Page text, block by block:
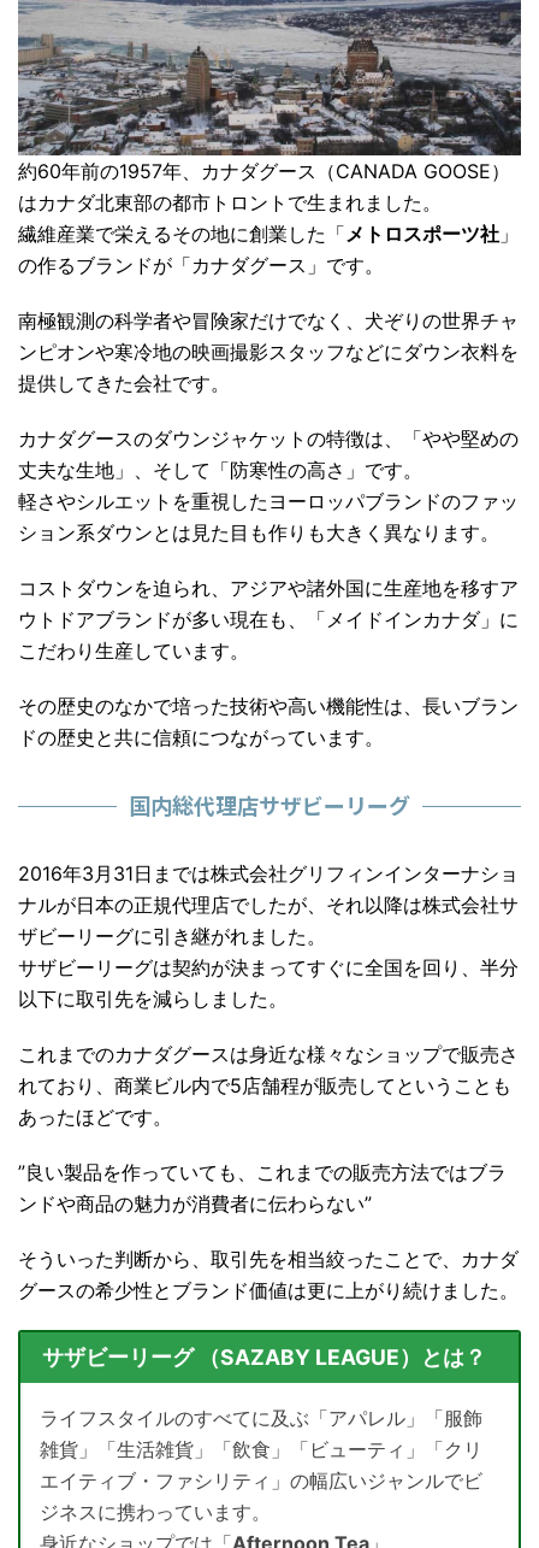
約60年前の1957年、カナダグース（CANADA GOOSE）
はカナダ北東部の都市トロントで生まれました。
繊維産業で栄えるその地に創業した「メトロスポーツ社 」
の作るブランドが「カナダグース 」です。
南極観測の科学者や冒険家だけでなく、犬ぞりの世界チャ
ンピオンや寒冷地の映画撮影スタッフなどにダウン衣料を
提供してきた会社です。
カナダグースのダウンジャケットの特徴は、「やや堅めの
丈夫な生地」、そして「防寒性の高さ」です。
軽さやシルエットを重視したヨーロッパブランドのファッ
ション系ダウンとは見た目も作りも大きく異なります。
コストダウンを迫られ、アジアや諸外国に生産地を移すア
ウトドアブランドが多い現在も、「メイドインカナダ」に
こだわり生産しています。
その歴史のなかで培った技術や高い機能性は、長いブラン
ドの歴史と共に信頼につながっています。
国内総代理店サザビーリーグ
2016年3月31日までは株式会社グリフィンインターナショ
ナルが日本の正規代理店でしたが、それ以降は株式会社サ
ザビーリーグに引き継がれました。
サザビーリーグは契約が決まってすぐに全国を回り、半分
以下に取引先を減らしました。
これまでのカナダグースは身近な様々なショップで販売さ
れており、商業ビル内で5店舗程が販売してということも
あったほどです。
”良い製品を作っていても、これまでの販売方法ではブラ
ンドや商品の魅力が消費者に伝わらない”
そういった判断から、取引先を相当絞ったことで、カナダ
グースの希少性とブランド価値は更に上がり続けました。
サザビーリーグ （SAZABY LEAGUE）とは？
ライフスタイルのすべてに及ぶ「アパレル」「服飾
雑貨」「生活雑貨」「飲食」「ビューティ」「クリ
エイティブ・ファシリティ」の幅広いジャンルでビ
ジネスに携わっています。
身近なショップでは「Afternoon Tea 」